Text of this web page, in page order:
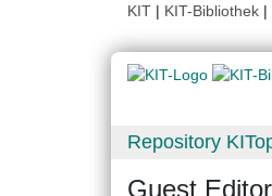
KIT | KIT-Bibliothek |
Repository
Guest